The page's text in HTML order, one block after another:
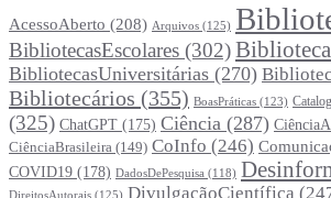
AcessoAberto (208) Arquivos (125)
BibliotecasEscolares (302)
BibliotecasUniversitárias (270)
Bibliotecários (355) BoasPráticas (123)
(325) ChatGPT (175) Ciência (287)
CiênciaBrasileira (149) CoInfo (246)
COVID19 (178) DadosDePesquisa (118)
DireitosAutorais (125) DivulgaçãoCientífica